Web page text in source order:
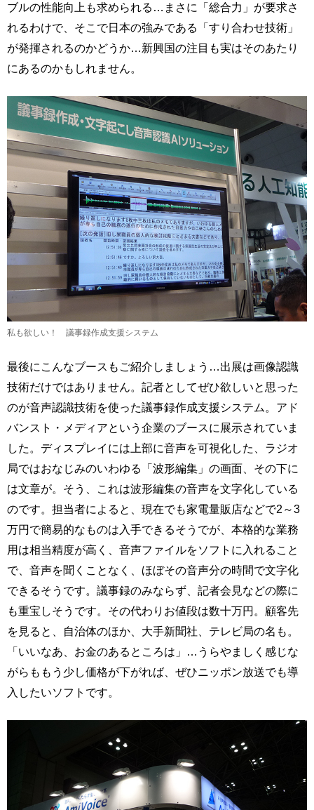
ブルの性能向上も求められる…まさに「総合力」が要求さ
れるわけで、そこで日本の強みである「すり合わせ技術」
が発揮されるのかどうか…新興国の注目も実はそのあたり
にあるのかもしれません。
私も欲しい！ 議事録作成支援システム
最後にこんなブースもご紹介しましょう…出展は画像認識
技術だけではありません。記者としてぜひ欲しいと思った
のが音声認識技術を使った議事録作成支援システム。アド
バンスト・メディアという企業のブースに展示されていま
した。ディスプレイには上部に音声を可視化した、ラジオ
局ではおなじみのいわゆる「波形編集」の画面、その下に
は文章が。そう、これは波形編集の音声を文字化している
のです。担当者によると、現在でも家電量販店などで2～3
万円で簡易的なものは入手できるそうでが、本格的な業務
用は相当精度が高く、音声ファイルをソフトに入れること
で、音声を聞くことなく、ほぼその音声分の時間で文字化
できるそうです。議事録のみならず、記者会見などの際に
も重宝しそうです。その代わりお値段は数十万円。顧客先
を見ると、自治体のほか、大手新聞社、テレビ局の名も。
「いいなあ、お金のあるところは」…うらやましく感じな
がらももう少し価格が下がれば、ぜひニッポン放送でも導
入したいソフトです。